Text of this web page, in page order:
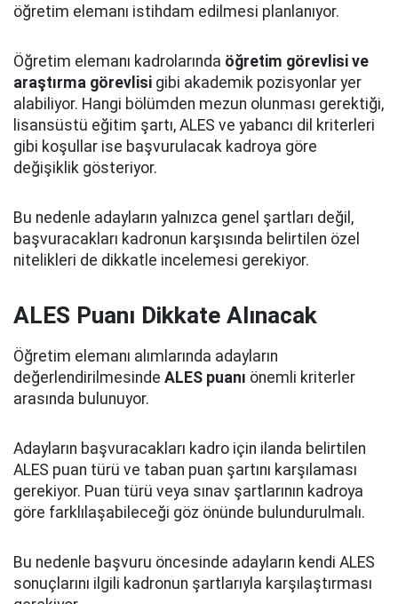
öğretim elemanı istihdam edilmesi planlanıyor.
Öğretim elemanı kadrolarında öğretim görevlisi ve
araştırma görevlisi gibi akademik pozisyonlar yer
alabiliyor. Hangi bölümden mezun olunması gerektiği,
lisansüstü eğitim şartı, ALES ve yabancı dil kriterleri
gibi koşullar ise başvurulacak kadroya göre
değişiklik gösteriyor.
Bu nedenle adayların yalnızca genel şartları değil,
başvuracakları kadronun karşısında belirtilen özel
nitelikleri de dikkatle incelemesi gerekiyor.
ALES Puanı Dikkate Alınacak
Öğretim elemanı alımlarında adayların
değerlendirilmesinde ALES puanı önemli kriterler
arasında bulunuyor.
Adayların başvuracakları kadro için ilanda belirtilen
ALES puan türü ve taban puan şartını karşılaması
gerekiyor. Puan türü veya sınav şartlarının kadroya
göre farklılaşabileceği göz önünde bulundurulmalı.
Bu nedenle başvuru öncesinde adayların kendi ALES
sonuçlarını ilgili kadronun şartlarıyla karşılaştırması